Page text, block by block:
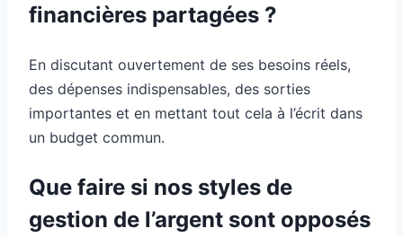
financières partagées ?
En discutant ouvertement de ses besoins réels,
des dépenses indispensables, des sorties
importantes et en mettant tout cela à l’écrit dans
un budget commun.
Que faire si nos styles de
gestion de l’argent sont opposés